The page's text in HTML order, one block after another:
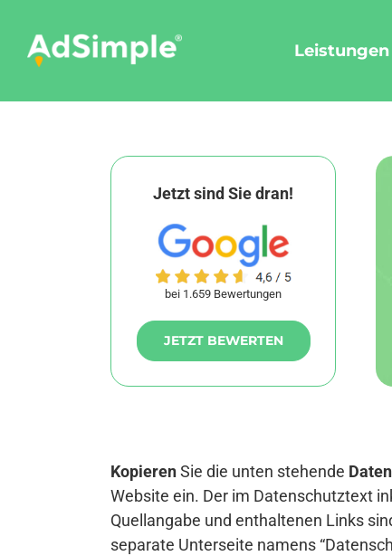
content
Leistungen
Jetzt sind Sie dran!
bei 1.659 Bewertungen
JETZT BEWERTEN
KopierenSie die unten stehende
Website ein. Der im Datenschutztext
Quellangabe und enthaltenen Links
separate Unterseite namens